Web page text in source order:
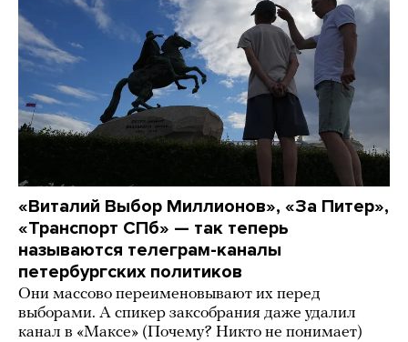
«Виталий Выбор Миллионов», «За Питер»,
«Транспорт СПб» — так теперь
называются телеграм-каналы
петербургских политиков
Они массово переименовывают их перед
выборами. А спикер заксобрания даже удалил
канал в «Максе» (Почему? Никто не понимает)